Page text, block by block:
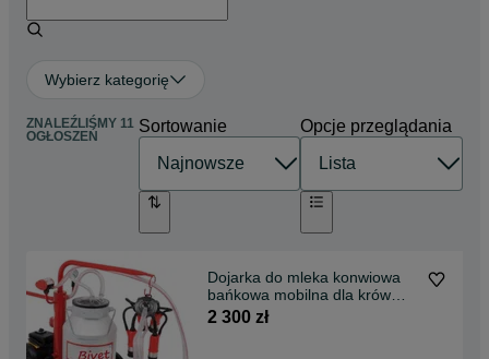
Wybierz kategorię
ZNALEŹLIŚMY 11
OGŁOSZEŃ
Sortowanie Opcje przeglądania
Dojarka do mleka konwiowa
bańkowa mobilna dla krów
krowy kóz METAL 30l
2 300 zł